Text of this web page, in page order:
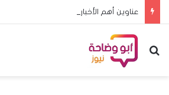
عناوين أهم الأخبار اليوم السبت ٨ اغسطس ٢٠٢٦م
بحث عن